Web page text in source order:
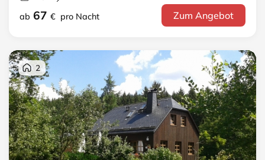
ab 67 € pro Nacht Zum Angebot
2